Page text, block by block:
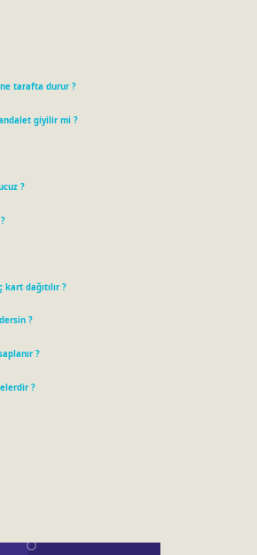
tarafta durur ?
giyilir mi ?
?
kart dağıtılır ?
?
?
?